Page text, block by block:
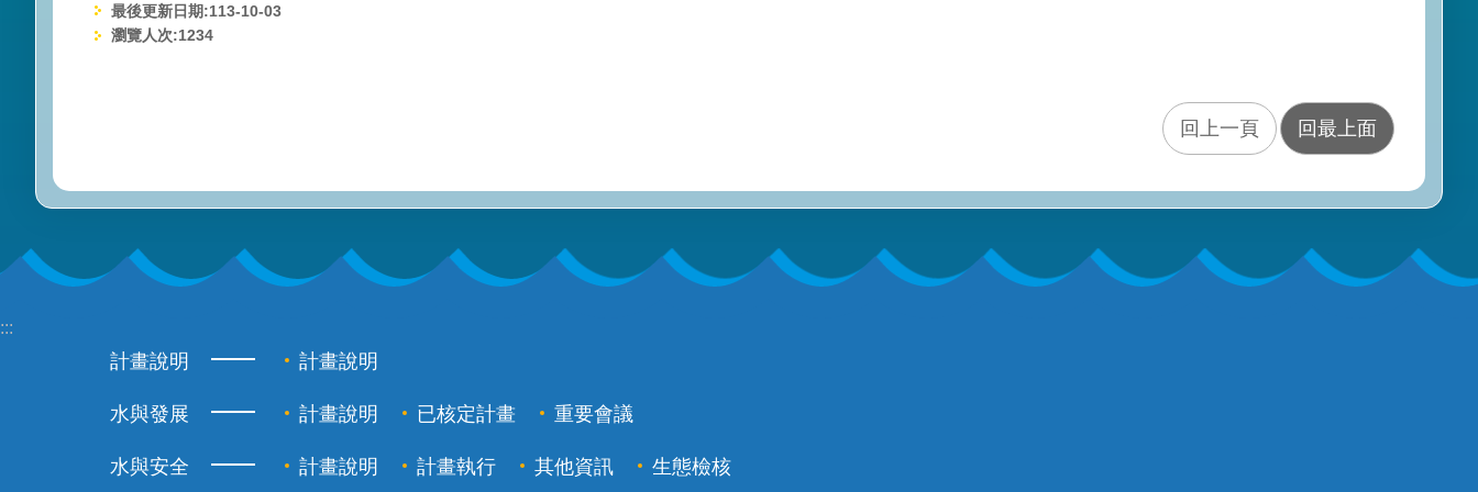
最後更新日期:113-10-03
瀏覽人次:1234
回上一頁 回最上面
:::
計畫說明 計畫說明
水與發展 計畫說明 已核定計畫 重要會議
水與安全 計畫說明 計畫執行 其他資訊 生態檢核